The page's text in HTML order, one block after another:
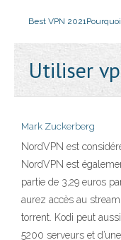
Best VPN 2021
Utiliser
Mark Zuckerberg
NordVPN est
NordVPN est
partie de 3,29 euros
aurez accès au
torrent. Kodi peut
5200 serveurs et